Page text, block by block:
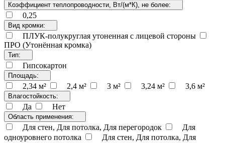
Коэффициент теплопроводности, Вт/(м*К), не более:
0,25
Вид кромки:
ПЛУК-полукруглая утоненная с лицевой стороны
ПРО (Утонённая кромка)
Тип:
Гипсокартон
Площадь:
2,34 м² 2,4 м² 3 м² 3,24 м² 3,6 м²
Влагостойкость:
Да Нет
Область применения:
Для стен, Для потолка, Для перегородок
Для
одноуровнего потолка
Для стен, Для потолка, Для